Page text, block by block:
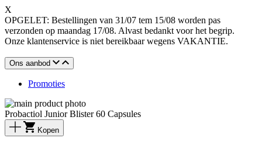
X
OPGELET: Bestellingen van 31/07 tem 15/08 worden pas
verzonden op maandag 17/08. Alvast bedankt voor het begrip.
Onze klantenservice is niet bereikbaar wegens VAKANTIE.
Ons aanbod
Promoties
Probactiol Junior Blister 60 Capsules
Kopen